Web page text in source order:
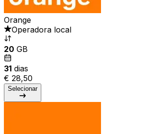
Orange
Operadora local
20 GB
31 dias
€ 28,50
Selecionar